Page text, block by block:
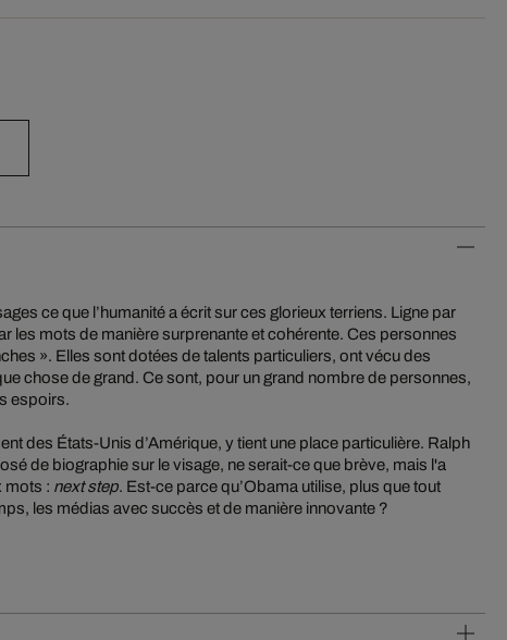
ce que l’humanité a écrit sur ces glorieux terriens. Ligne par
les mots de manière surprenante et cohérente. Ces personnes
». Elles sont dotées de talents particuliers, ont vécu des
chose de grand. Ce sont, pour un grand nombre de personnes,
espoirs.
des États-Unis d’Amérique, y tient une place particulière. Ralph
de biographie sur le visage, ne serait-ce que brève, mais l'a
mots : next step. Est-ce parce qu’Obama utilise, plus que tout
les médias avec succès et de manière innovante ?